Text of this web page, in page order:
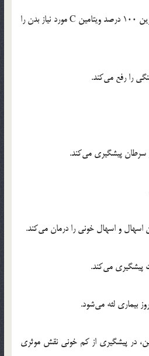
* مصرف روزی یک عدد لیموشیرین 100 درصد ویتامین C مورد نیاز بدن را
را رفع می‌کند.
اسهال و اسهال خونی را درمان می‌کند.
پیشگیری می‌کند.
در پیشگیری از کم خونی نقش موثری